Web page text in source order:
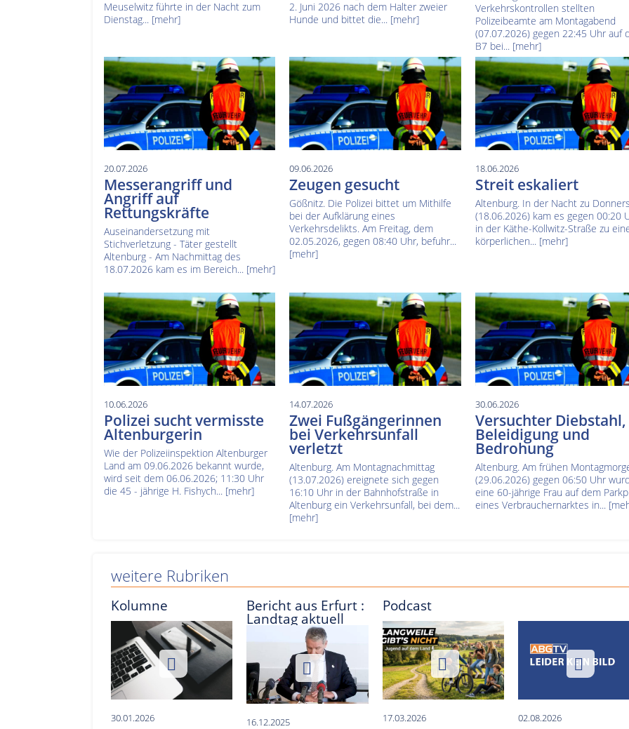
Meuselwitz führte in der Nacht zum
Dienstag... [mehr]
2. Juni 2026 nach dem Halter zweier
Hunde und bittet die... [mehr]
Verkehrskontrollen stellten
Polizeibeamte am Montagabend
(07.07.2026) gegen 22:45 Uhr auf
B7 bei... [mehr]
20.07.2026
Messerangriff und
Angriff auf
Rettungskräfte
Auseinandersetzung mit
Stichverletzung - Täter gestellt
Altenburg - Am Nachmittag des
18.07.2026 kam es im Bereich... [mehr]
09.06.2026
Zeugen gesucht
Gößnitz. Die Polizei bittet um Mithilfe
bei der Aufklärung eines
Verkehrsdelikts. Am Freitag, dem
02.05.2026, gegen 08:40 Uhr, befuhr...
[mehr]
18.06.2026
Streit eskaliert
Altenburg. In der Nacht zu
(18.06.2026) kam es gegen 00:20
in der Käthe-Kollwitz-Straße zu
körperlichen... [mehr]
10.06.2026
Polizei sucht vermisste
Altenburgerin
Wie der Polizeiinspektion Altenburger
Land am 09.06.2026 bekannt wurde,
wird seit dem 06.06.2026; 11:30 Uhr
die 45 - jährige H. Fishych... [mehr]
14.07.2026
Zwei Fußgängerinnen
bei Verkehrsunfall
verletzt
Altenburg. Am Montagnachmittag
(13.07.2026) ereignete sich gegen
16:10 Uhr in der Bahnhofstraße in
Altenburg ein Verkehrsunfall, bei dem...
[mehr]
30.06.2026
Versuchter Diebstahl,
Beleidigung und
Bedrohung
Altenburg. Am frühen
(29.06.2026) gegen 06:50 Uhr
eine 60-jährige Frau auf dem
eines Verbrauchernarktes in...
weitere Rubriken
Kolumne
30.01.2026
Bericht aus Erfurt :
Landtag aktuell
16.12.2025
Podcast
17.03.2026 02.08.2026